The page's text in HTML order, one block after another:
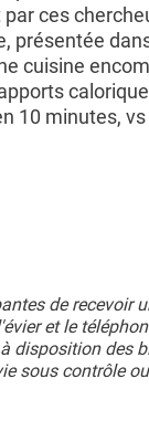
ces
présentée
cuisine
10 minutes,
de recevoir
et le
disposition des
sous contrôle